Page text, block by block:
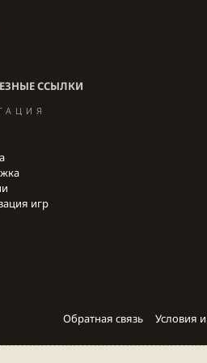
ССЫЛКИ
игр
Обратная связь Условия
© 2026 (Details)